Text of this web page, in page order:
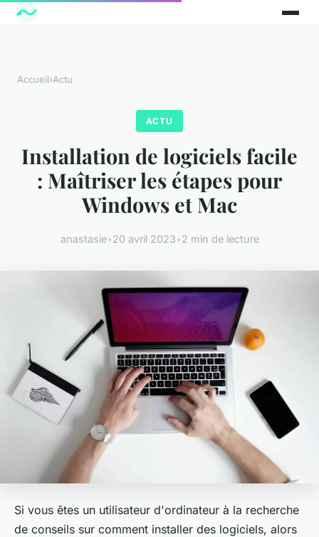
Accueil›Actu
ACTU
Installation de logiciels facile
: Maîtriser les étapes pour
Windows et Mac
anastasie•20 avril 2023•2 min de lecture
Si vous êtes un utilisateur d'ordinateur à la recherche
de conseils sur comment installer des logiciels, alors